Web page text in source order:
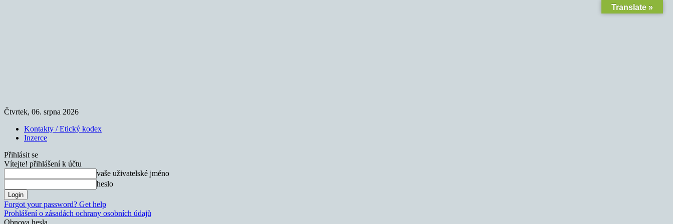
Čtvrtek, 06. srpna 2026
Kontakty / Etický kodex
Inzerce
Přihlásit se
Vítejte! přihlášení k účtu
vaše uživatelské jméno
heslo
Forgot your password? Get help
Prohlášení o zásadách ochrany osobních údajů
Obnova hesla
Translate »